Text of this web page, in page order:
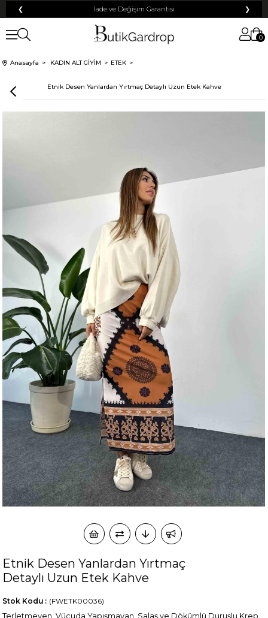
❮ İade ve Değişim Garantisi ❯
0
Anasayfa KADIN ALT GİYİM ETEK
Etnik Desen Yanlardan Yırtmaç Detaylı Uzun Etek Kahve
Etnik Desen Yanlardan Yırtmaç
Detaylı Uzun Etek Kahve
(FWETK00036)
Stok Kodu
Terletmeyen, Vücuda Yapışmayan, Salaş ve Dökümlü Duruşlu Krep